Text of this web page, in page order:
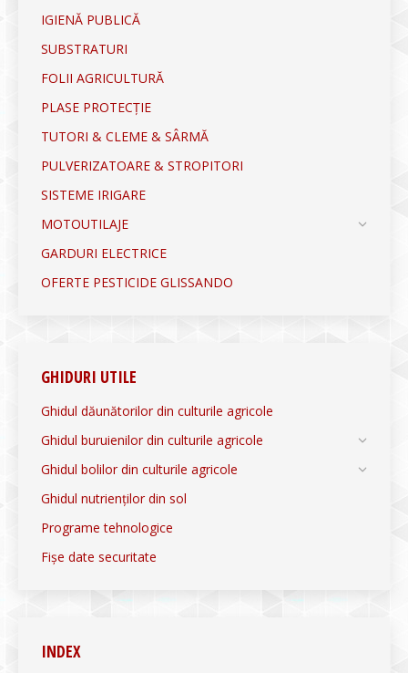
IGIENĂ PUBLICĂ
SUBSTRATURI
FOLII AGRICULTURĂ
PLASE PROTECȚIE
TUTORI & CLEME & SÂRMĂ
PULVERIZATOARE & STROPITORI
SISTEME IRIGARE
MOTOUTILAJE
GARDURI ELECTRICE
OFERTE PESTICIDE GLISSANDO
GHIDURI UTILE
Ghidul dăunătorilor din culturile agricole
Ghidul buruienilor din culturile agricole
Ghidul bolilor din culturile agricole
Ghidul nutrienților din sol
Programe tehnologice
Fișe date securitate
INDEX